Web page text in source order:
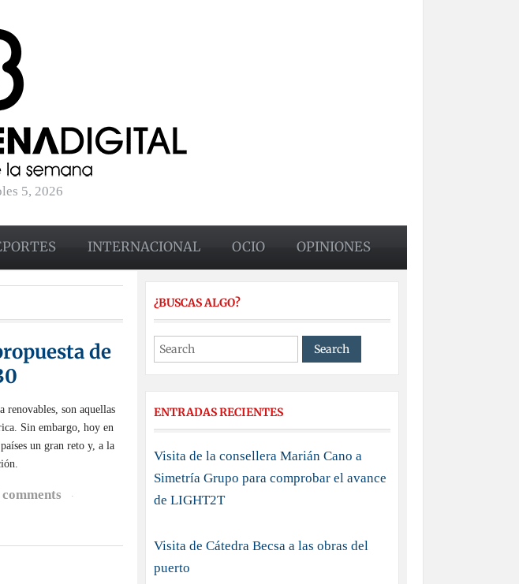
5, 2026
INTERNACIONAL OCIO OPINIONES
de
renovables, son aquellas
Sin embargo, hoy en
un gran reto y, a la
comments ·
¿BUSCAS ALGO?
ENTRADAS RECIENTES
Visita de la consellera Marián Cano a
Simetría Grupo para comprobar el avance
de LIGHT2T
Visita de Cátedra Becsa a las obras del
puerto